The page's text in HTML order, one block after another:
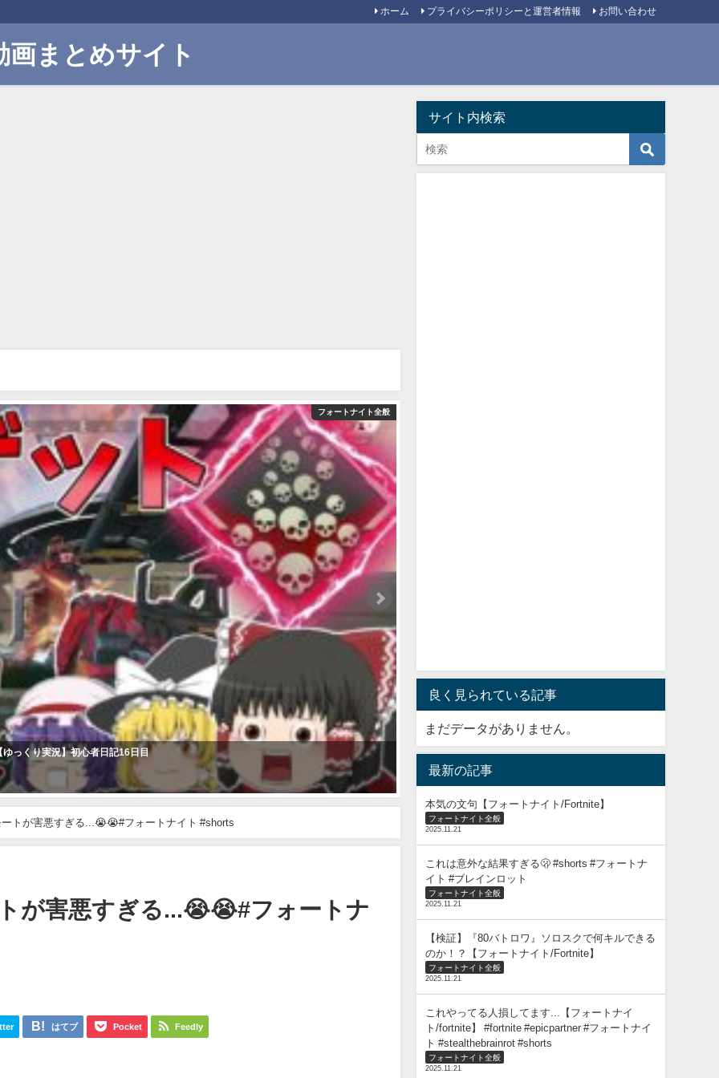
ホーム プライバシーポリシーと運営者情報 お問い合わせ
まとめサイト
フォートナイト全般
っくり実況】初心者日記16日目 【検証】FNCSチャンピオンvs攻撃力4倍の怜がタイマンしたらどっ
2023年5月20日
トが害悪すぎる...😭😭#フォートナイト #shorts
が害悪すぎる...😭😭#フォートナ
はてブ Pocket Feedly
サイト内検索
良く見られている記事
まだデータがありません。
最新の記事
本気の文句【フォートナイト/Fortnite】
フォートナイト全般
2025.11.21
これは意外な結果すぎる🫢 #shorts #フォートナ
イト #ブレインロット
フォートナイト全般
2025.11.21
【検証】『80バトロワ』ソロスクで何キルできる
のか！？【フォートナイト/Fortnite】
フォートナイト全般
2025.11.21
これやってる人損してます...【フォートナイ
ト/fortnite】 #fortnite #epicpartner #フォートナイ
ト #stealthebrainrot #shorts
フォートナイト全般
2025.11.21